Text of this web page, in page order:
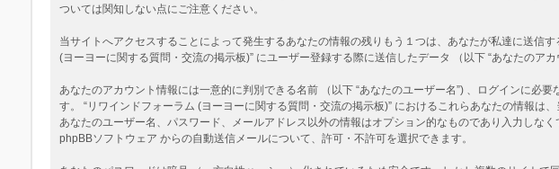
ついては関知しない点にご注意ください。
当サイトへアクセスすることによって発生するあなたの情報の残りもう１つは、あなたが私達に送信
(ヨーヨーに関する質問・交流の掲示板)” にユーザー登録する際に送信したデータ （以下 “あなたのア
あなたのアカウント情報には一意的に判別できる名前 （以下 “あなたのユーザー名”) 、ログインに必
す。 “リワインドフォーラム (ヨーヨーに関する質問・交流の掲示板)” におけるこれらあなたの情報
あなたのユーザー名、パスワード、メールアドレス以外の情報はオプション的なものであり入力しな
phpBBソフトウェア からの自動送信メールについて、許可・不許可を選択できます。